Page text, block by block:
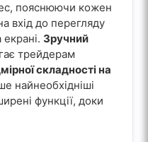
пояснюючи кожен
вхід до перегляду
Зручний
трейдерам
складності на
найнеобхідніші
функції, доки